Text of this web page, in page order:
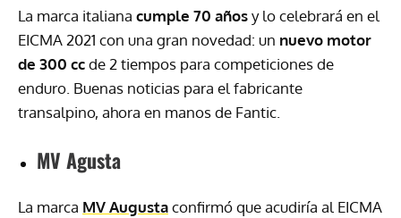
La marca italiana cumple 70 añosy lo celebrará en el
EICMA 2021 con una gran novedad: un nuevo motor
de 300 ccde 2 tiempos para competiciones de
enduro. Buenas noticias para el fabricante
transalpino, ahora en manos de Fantic.
MV Agusta
La marca MV Augustaconfirmó que acudiría al EICMA